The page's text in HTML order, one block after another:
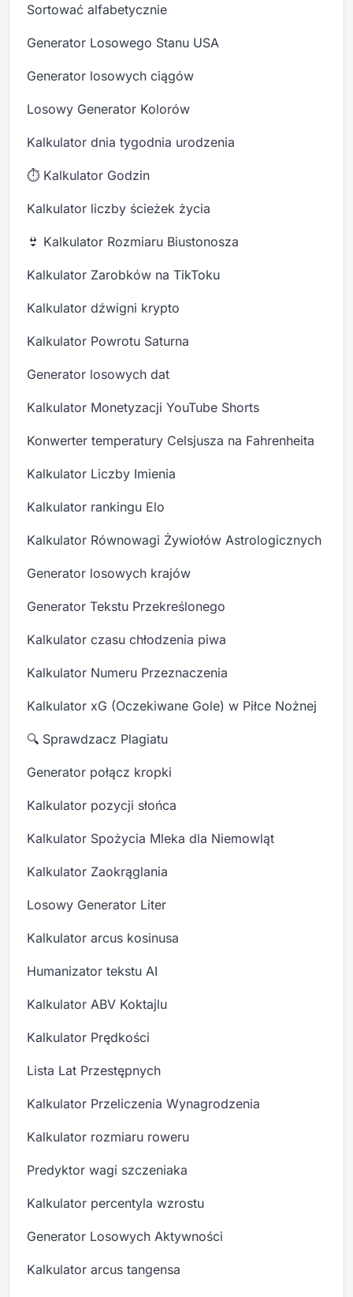
Sortować alfabetycznie
Generator Losowego Stanu USA
Generator losowych ciągów
Losowy Generator Kolorów
Kalkulator dnia tygodnia urodzenia
⏱️ Kalkulator Godzin
Kalkulator liczby ścieżek życia
👙 Kalkulator Rozmiaru Biustonosza
Kalkulator Zarobków na TikToku
Kalkulator dźwigni krypto
Kalkulator Powrotu Saturna
Generator losowych dat
Kalkulator Monetyzacji YouTube Shorts
Konwerter temperatury Celsjusza na Fahrenheita
Kalkulator Liczby Imienia
Kalkulator rankingu Elo
Kalkulator Równowagi Żywiołów Astrologicznych
Generator losowych krajów
Generator Tekstu Przekreślonego
Kalkulator czasu chłodzenia piwa
Kalkulator Numeru Przeznaczenia
Kalkulator xG (Oczekiwane Gole) w Piłce Nożnej
🔍 Sprawdzacz Plagiatu
Generator połącz kropki
Kalkulator pozycji słońca
Kalkulator Spożycia Mleka dla Niemowląt
Kalkulator Zaokrąglania
Losowy Generator Liter
Kalkulator arcus kosinusa
Humanizator tekstu AI
Kalkulator ABV Koktajlu
Kalkulator Prędkości
Lista Lat Przestępnych
Kalkulator Przeliczenia Wynagrodzenia
Kalkulator rozmiaru roweru
Predyktor wagi szczeniaka
Kalkulator percentyla wzrostu
Generator Losowych Aktywności
Kalkulator arcus tangensa